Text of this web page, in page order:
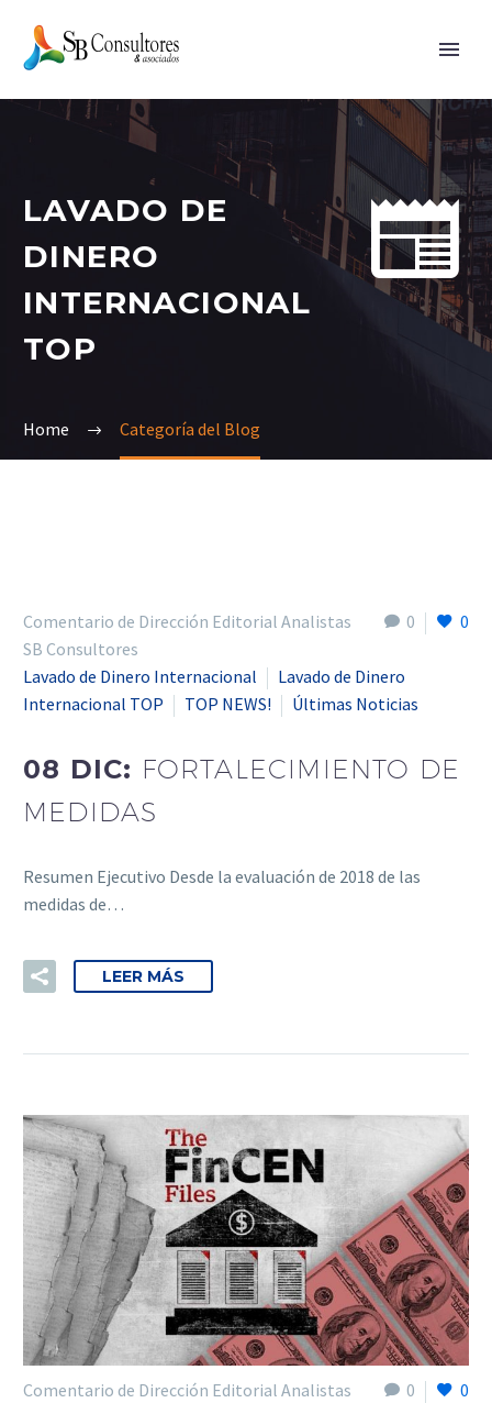


LAVADO DE
DINERO
INTERNACIONAL
TOP
Home Categoría del Blog
0 0
Comentario de Dirección Editorial Analistas
SB Consultores
Lavado de Dinero Internacional
Lavado de Dinero
Internacional TOP
TOP NEWS! Últimas Noticias
08 DIC: FORTALECIMIENTO DE
MEDIDAS
Resumen Ejecutivo Desde la evaluación de 2018 de las
medidas de…
LEER MÁS
0 0
Comentario de Dirección Editorial Analistas